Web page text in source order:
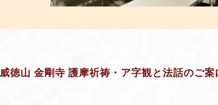
威徳山 金剛寺 護摩祈祷・ア字観と法話のご案